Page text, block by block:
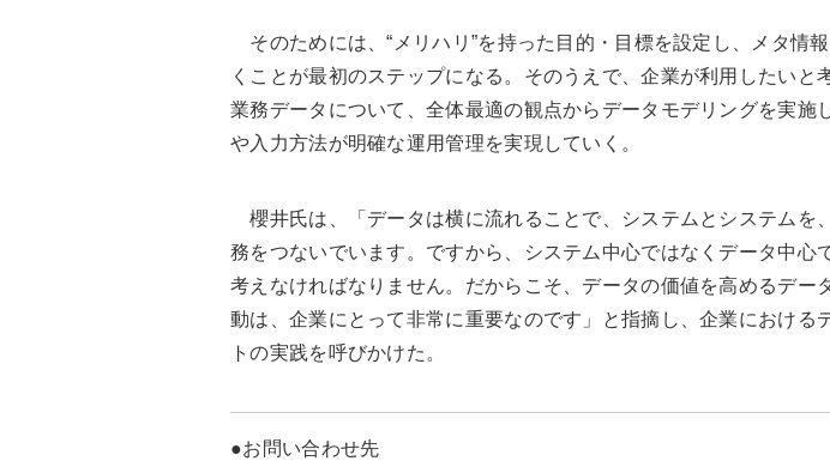
そのためには、“メリハリ”を持った目的・目標を設定し、メタ情
くことが最初のステップになる。そのうえで、企業が利用したいと
業務データについて、全体最適の観点からデータモデリングを実施
や入力方法が明確な運用管理を実現していく。
櫻井氏は、「データは横に流れることで、システムとシステムを
務をつないでいます。ですから、システム中心ではなくデータ中心
考えなければなりません。だからこそ、データの価値を高めるデー
動は、企業にとって非常に重要なのです」と指摘し、企業における
トの実践を呼びかけた。
●お問い合わせ先